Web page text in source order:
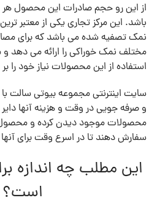
از این رو حجم صادرات این محصول هر
باشد. این مرکز تجاری یکی از معتبر
نمک تصفیه شده می باشد که برای
مختلف نمک خوراکی را ارائه می دهد و
استفاده از این محصولات نیاز خود را
سایت اینترنتی مجموعه بیوتی سالت
و صرفه جویی در وقت و هزینه آنها
محصولات موجود دیدن کرده و محصول
سفارش دهند تا در اسرع وقت برای
این مطلب چه اندازه
است؟